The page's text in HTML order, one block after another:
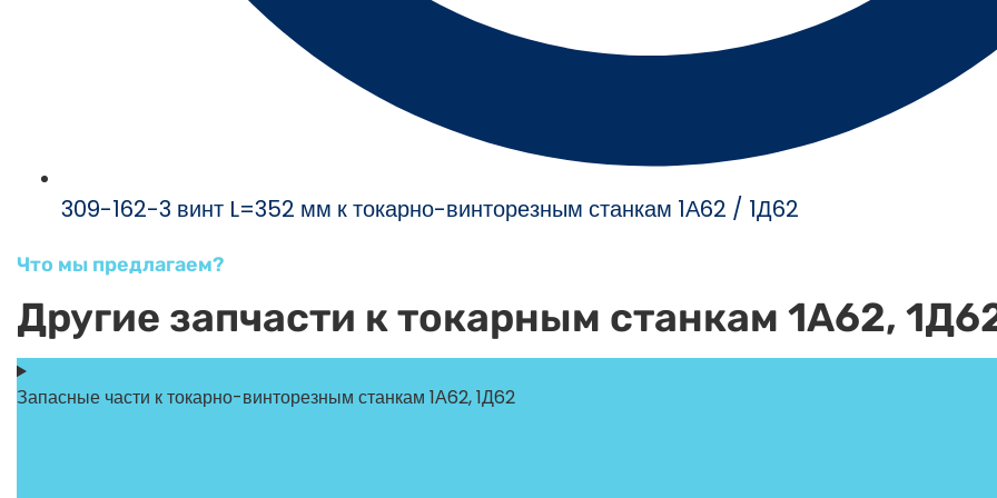
309-162-3 винт L=352 мм к токарно-винторезным станкам 1А62 / 1Д62
Что мы предлагаем?
Другие запчасти к токарным станкам 1А62,
Запасные части к токарно-винторезным станкам 1А62, 1Д62